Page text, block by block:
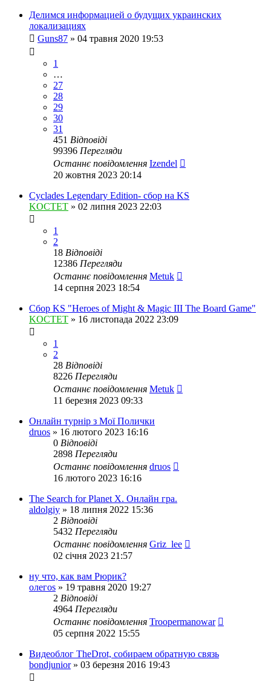
Делимся информацией о будущих украинских
локализациях
Guns87 » 04 травня 2020 19:53
1
…
27
28
29
30
31
451 Відповіді
99396 Перегляди
Останнє повідомлення Izendel
20 жовтня 2023 20:14
Cyclades Legendary Edition- сбор на KS
KOCTET » 02 липня 2023 22:03
1
2
18 Відповіді
12386 Перегляди
Останнє повідомлення Metuk
14 серпня 2023 18:54
Сбор KS "Heroes of Might & Magic III The Board Game"
KOCTET » 16 листопада 2022 23:09
1
2
28 Відповіді
8226 Перегляди
Останнє повідомлення Metuk
11 березня 2023 09:33
Онлайн турнір з Мої Полички
druos » 16 лютого 2023 16:16
0 Відповіді
2898 Перегляди
Останнє повідомлення druos
16 лютого 2023 16:16
The Search for Planet X. Онлайн гра.
aldolgiy » 18 липня 2022 15:36
2 Відповіді
5432 Перегляди
Останнє повідомлення Griz_lee
02 січня 2023 21:57
ну что, как вам Рюрик?
олегos » 19 травня 2020 19:27
2 Відповіді
4964 Перегляди
Останнє повідомлення Troopermanowar
05 серпня 2022 15:55
Видеоблог TheDrot, собираем обратную связь
bondjunior» 03 березня 2016 19:43